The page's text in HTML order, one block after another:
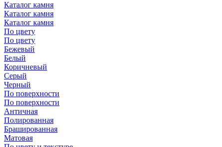
Каталог камня
Каталог камня
Каталог камня
По цвету
По цвету
Бежевый
Белый
Коричневый
Серый
Черный
По поверхности
По поверхности
Античная
Полированная
Брашированная
Матовая